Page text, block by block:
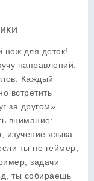
нож для деток!
направлений:
Каждый
встретить
за другом».
внимание:
изучение языка.
ты не геймер,
задачи
ты собираешь